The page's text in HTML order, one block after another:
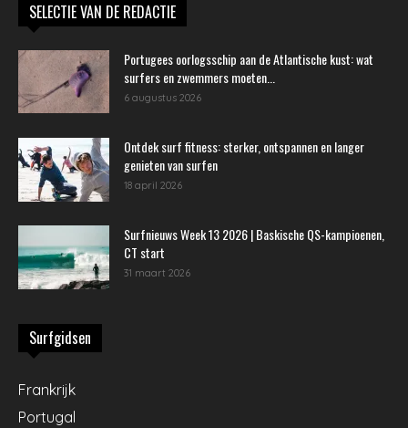
SELECTIE VAN DE REDACTIE
Portugees oorlogsschip aan de Atlantische kust: wat
surfers en zwemmers moeten...
6 augustus 2026
Ontdek surf fitness: sterker, ontspannen en langer
genieten van surfen
18 april 2026
Surfnieuws Week 13 2026 | Baskische QS-kampioenen,
CT start
31 maart 2026
Surfgidsen
Frankrijk
Portugal